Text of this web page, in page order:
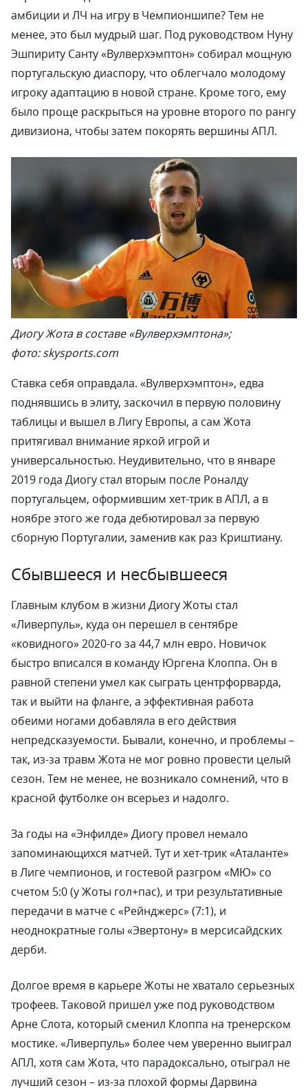
амбиции и ЛЧ на игру в Чемпионшипе? Тем не
менее, это был мудрый шаг. Под руководством Нуну
Эшпириту Санту «Вулверхэмптон» собирал мощную
португальскую диаспору, что облегчало молодому
игроку адаптацию в новой стране. Кроме того, ему
было проще раскрыться на уровне второго по рангу
дивизиона, чтобы затем покорять вершины АПЛ.
Диогу Жота в составе «Вулверхэмптона»;
фото: skysports.com
Ставка себя оправдала. «Вулверхэмптон», едва
поднявшись в элиту, заскочил в первую половину
таблицы и вышел в Лигу Европы, а сам Жота
притягивал внимание яркой игрой и
универсальностью. Неудивительно, что в январе
2019 года Диогу стал вторым после Роналду
португальцем, оформившим хет-трик в АПЛ, а в
ноябре этого же года дебютировал за первую
сборную Португалии, заменив как раз Криштиану.
Сбывшееся и несбывшееся
Главным клубом в жизни Диогу Жоты стал
«Ливерпуль», куда он перешел в сентябре
«ковидного» 2020-го за 44,7 млн евро. Новичок
быстро вписался в команду Юргена Клоппа. Он в
равной степени умел как сыграть центрфорварда,
так и выйти на фланге, а эффективная работа
обеими ногами добавляла в его действия
непредсказуемости. Бывали, конечно, и проблемы –
так, из-за травм Жота не мог ровно провести целый
сезон. Тем не менее, не возникало сомнений, что в
красной футболке он всерьез и надолго.
За годы на «Энфилде» Диогу провел немало
запоминающихся матчей. Тут и хет-трик «Аталанте»
в Лиге чемпионов, и гостевой разгром «МЮ» со
счетом 5:0 (у Жоты гол+пас), и три результативные
передачи в матче с «Рейнджерс» (7:1), и
неоднократные голы «Эвертону» в мерсисайдских
дерби.
Долгое время в карьере Жоты не хватало серьезных
трофеев. Таковой пришел уже под руководством
Арне Слота, который сменил Клоппа на тренерском
мостике. «Ливерпуль» более чем уверенно выиграл
АПЛ, хотя сам Жота, что парадоксально, отыграл не
лучший сезон – из-за плохой формы Дарвина